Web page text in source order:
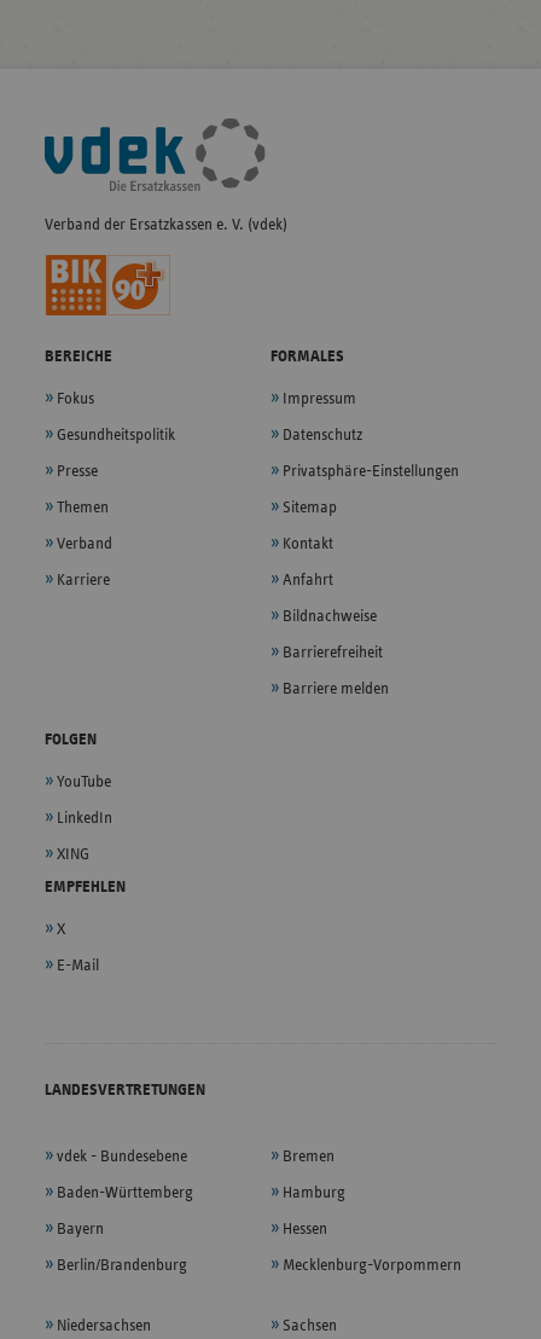
Fußleisten-
Navigation
Verband der Ersatzkassen e. V. (vdek)
BEREICHE
Fokus
Gesundheitspolitik
Presse
Themen
Verband
Karriere
FORMALES
Impressum
Datenschutz
Privatsphäre-Einstellungen
Sitemap
Kontakt
Anfahrt
Bildnachweise
Barrierefreiheit
Barriere melden
FOLGEN
YouTube
LinkedIn
XING
EMPFEHLEN
X
E-Mail
LANDESVERTRETUNGEN
vdek - Bundesebene
Baden-Württemberg
Bayern
Berlin/Brandenburg
Bremen
Hamburg
Hessen
Mecklenburg-Vorpommern
Niedersachsen Sachsen